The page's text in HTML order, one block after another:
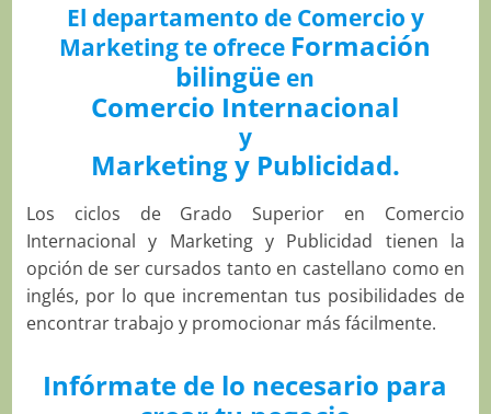
El departamento de Comercio y
Marketing te ofrece Formación
bilingüe en
Comercio Internacional
y
Marketing y Publicidad.
Los ciclos de Grado Superior en Comercio
Internacional y Marketing y Publicidad tienen la
opción de ser cursados tanto en castellano como en
inglés, por lo que incrementan tus posibilidades de
encontrar trabajo y promocionar más fácilmente.
Infórmate de lo necesario para